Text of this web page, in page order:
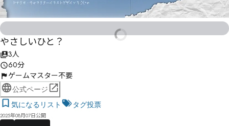
やさしいひと？
3人
60分
ゲームマスター不要
公式ページ
気になるリスト
タグ投票
2025年08月07日公開